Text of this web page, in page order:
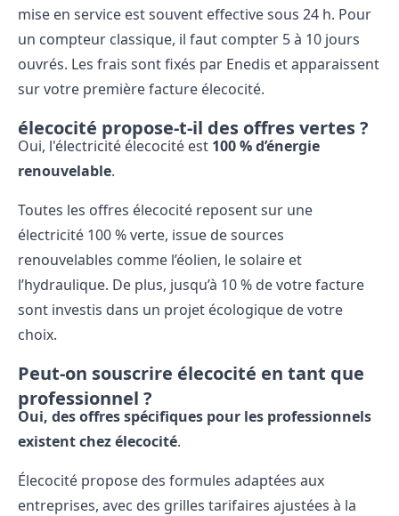
mise en service est souvent effective sous 24 h. Pour
un compteur classique, il faut compter 5 à 10 jours
ouvrés. Les frais sont fixés par Enedis et apparaissent
sur votre première facture élecocité.
élecocité propose-t-il des offres vertes ?
Oui, l'électricité élecocité est 100 % d’énergie
renouvelable.
Toutes les offres élecocité reposent sur une
électricité 100 % verte, issue de sources
renouvelables comme l’éolien, le solaire et
l’hydraulique. De plus, jusqu’à 10 % de votre facture
sont investis dans un projet écologique de votre
choix.
Peut-on souscrire élecocité en tant que
professionnel ?
Oui, des offres spécifiques pour les professionnels
existent chez élecocité.
Élecocité propose des formules adaptées aux
entreprises, avec des grilles tarifaires ajustées à la